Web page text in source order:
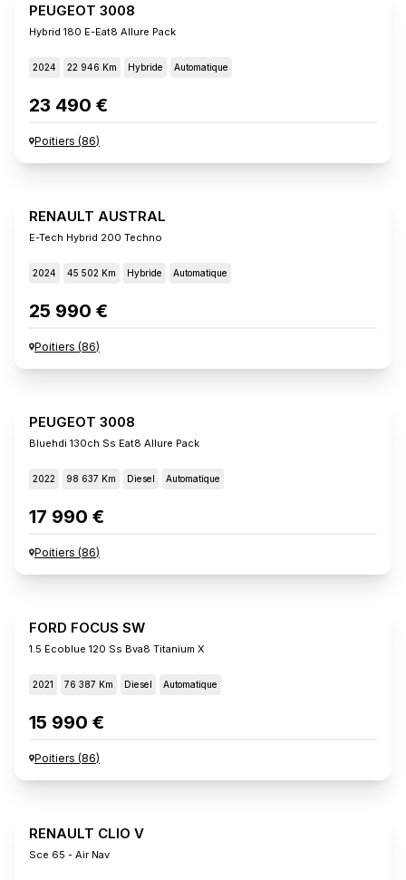
PEUGEOT 3008
Hybrid 180 E-Eat8 Allure Pack
2024 22 946 Km Hybride Automatique
23 490 €
Poitiers (86)
RENAULT AUSTRAL
E-Tech Hybrid 200 Techno
2024 45 502 Km Hybride Automatique
25 990 €
Poitiers (86)
PEUGEOT 3008
Bluehdi 130ch Ss Eat8 Allure Pack
2022 98 637 Km Diesel Automatique
17 990 €
Poitiers (86)
FORD FOCUS SW
1.5 Ecoblue 120 Ss Bva8 Titanium X
2021 76 387 Km Diesel Automatique
15 990 €
Poitiers (86)
RENAULT CLIO V
Sce 65 - Air Nav